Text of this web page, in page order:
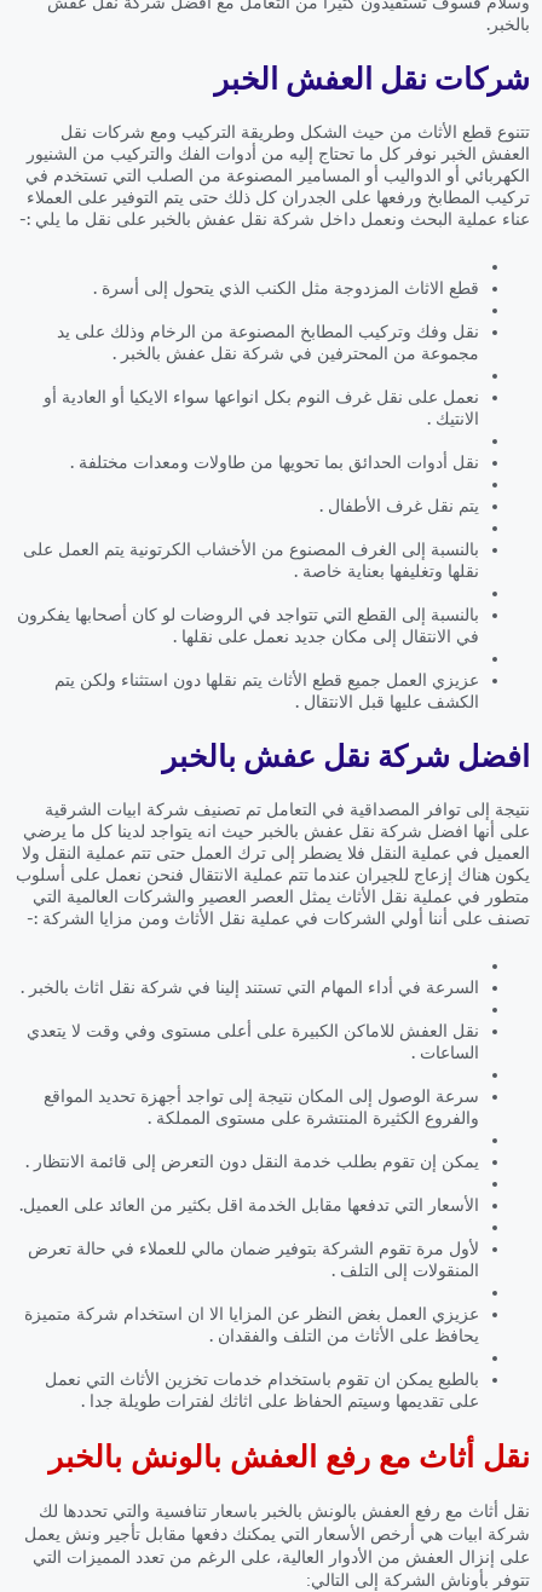
بالخبر.
شركات نقل العفش الخبر
تتنوع قطع الأثاث من حيث الشكل وطريقة التركيب ومع شركات نقل
العفش الخبر نوفر كل ما تحتاج إليه من أدوات الفك والتركيب من الشنيور
الكهربائي أو الدواليب أو المسامير المصنوعة من الصلب التي تستخدم في
تركيب المطابخ ورفعها على الجدران كل ذلك حتى يتم التوفير على العملاء
عناء عملية البحث ونعمل داخل شركة نقل عفش بالخبر على نقل ما يلي :-
قطع الاثاث المزدوجة مثل الكنب الذي يتحول إلى أسرة .
نقل وفك وتركيب المطابخ المصنوعة من الرخام وذلك على يد
مجموعة من المحترفين في شركة نقل عفش بالخبر .
نعمل على نقل غرف النوم بكل انواعها سواء الايكيا أو العادية أو
الانتيك .
نقل أدوات الحدائق بما تحويها من طاولات ومعدات مختلفة .
يتم نقل غرف الأطفال .
بالنسبة إلى الغرف المصنوع من الأخشاب الكرتونية يتم العمل على
نقلها وتغليفها بعناية خاصة .
بالنسبة إلى القطع التي تتواجد في الروضات لو كان أصحابها يفكرون
في الانتقال إلى مكان جديد نعمل على نقلها .
عزيزي العمل جميع قطع الأثاث يتم نقلها دون استثناء ولكن يتم
الكشف عليها قبل الانتقال .
افضل شركة نقل عفش بالخبر
نتيجة إلى توافر المصداقية في التعامل تم تصنيف شركة ابيات الشرقية
على أنها افضل شركة نقل عفش بالخبر حيث انه يتواجد لدينا كل ما يرضي
العميل في عملية النقل فلا يضطر إلى ترك العمل حتى تتم عملية النقل ولا
يكون هناك إزعاج للجيران عندما تتم عملية الانتقال فنحن نعمل على أسلوب
متطور في عملية نقل الأثاث يمثل العصر العصير والشركات العالمية التي
تصنف على أننا أولي الشركات في عملية نقل الأثاث ومن مزايا الشركة :-
السرعة في أداء المهام التي تستند إلينا في شركة نقل اثاث بالخبر .
نقل العفش للاماكن الكبيرة على أعلى مستوى وفي وقت لا يتعدي
الساعات .
سرعة الوصول إلى المكان نتيجة إلى تواجد أجهزة تحديد المواقع
والفروع الكثيرة المنتشرة على مستوى المملكة .
يمكن إن تقوم بطلب خدمة النقل دون التعرض إلى قائمة الانتظار .
الأسعار التي تدفعها مقابل الخدمة اقل بكثير من العائد على العميل.
لأول مرة تقوم الشركة بتوفير ضمان مالي للعملاء في حالة تعرض
المنقولات إلى التلف .
عزيزي العمل بغض النظر عن المزايا الا ان استخدام شركة متميزة
يحافظ على الأثاث من التلف والفقدان .
بالطبع يمكن ان تقوم باستخدام خدمات تخزين الأثاث التي نعمل
على تقديمها وسيتم الحفاظ على اثاثك لفترات طويلة جدا .
نقل أثاث مع رفع العفش بالونش بالخبر
نقل أثاث مع رفع العفش بالونش بالخبر باسعار تنافسية والتي تحددها لك
شركة ابيات هي أرخص الأسعار التي يمكنك دفعها مقابل تأجير ونش يعمل
على إنزال العفش من الأدوار العالية، على الرغم من تعدد المميزات التي
تتوفر بأوناش الشركة إلى التالي: